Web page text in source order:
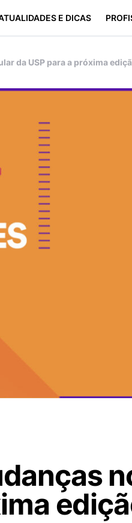
E DICAS
da USP para a próxima